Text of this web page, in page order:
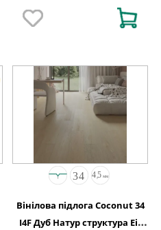
Вінілова підлога Coconut 34
I4F Дуб Натур структура Eir